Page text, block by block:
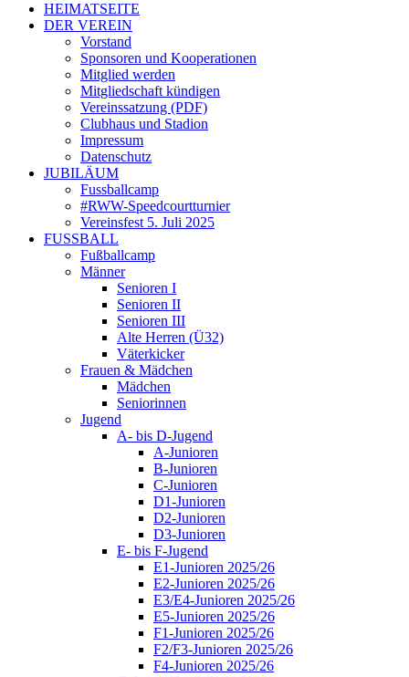
HEIMATSEITE
DER VEREIN
Vorstand
Sponsoren und Kooperationen
Mitglied werden
Mitgliedschaft kündigen
Vereinssatzung (PDF)
Clubhaus und Stadion
Impressum
Datenschutz
JUBILÄUM
Fussballcamp
#RWW-Speedcourtturnier
Vereinsfest 5. Juli 2025
FUSSBALL
Fußballcamp
Männer
Senioren I
Senioren II
Senioren III
Alte Herren (Ü32)
Väterkicker
Frauen & Mädchen
Mädchen
Seniorinnen
Jugend
A- bis D-Jugend
A-Junioren
B-Junioren
C-Junioren
D1-Junioren
D2-Junioren
D3-Junioren
E- bis F-Jugend
E1-Junioren 2025/26
E2-Junioren 2025/26
E3/E4-Junioren 2025/26
E5-Junioren 2025/26
F1-Junioren 2025/26
F2/F3-Junioren 2025/26
F4-Junioren 2025/26